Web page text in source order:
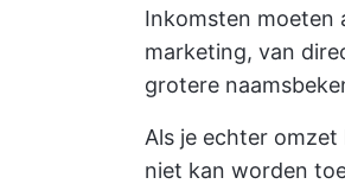
Inkomsten moeten
marketing, van
grotere
Als je echter
niet kan worden